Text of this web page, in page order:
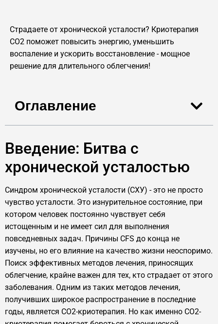
Страдаете от хронической усталости? Криотерапия
CO2 поможет повысить энергию, уменьшить
воспаление и ускорить восстановление - мощное
решение для длительного облегчения!
Оглавление
Введение: Битва с
хронической усталостью
Синдром хронической усталости (СХУ) - это не просто
чувство усталости. Это изнурительное состояние, при
котором человек постоянно чувствует себя
истощенным и не имеет сил для выполнения
повседневных задач. Причины CFS до конца не
изучены, но его влияние на качество жизни неоспоримо.
Поиск эффективных методов лечения, приносящих
облегчение, крайне важен для тех, кто страдает от этого
заболевания. Одним из таких методов лечения,
получивших широкое распространение в последние
годы, является CO2-криотерапия. Но как именно CO2-